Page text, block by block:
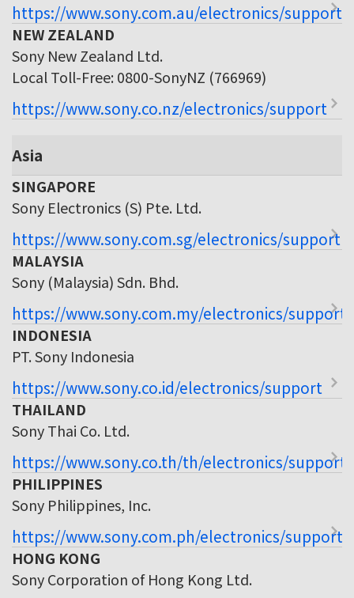
https://www.sony.com.au/electronics/support
NEW ZEALAND
Sony New Zealand Ltd.
Local Toll-Free: 0800-SonyNZ (766969)
https://www.sony.co.nz/electronics/support
Asia
SINGAPORE
Sony Electronics (S) Pte. Ltd.
https://www.sony.com.sg/electronics/support
MALAYSIA
Sony (Malaysia) Sdn. Bhd.
https://www.sony.com.my/electronics/support
INDONESIA
PT. Sony Indonesia
https://www.sony.co.id/electronics/support
THAILAND
Sony Thai Co. Ltd.
https://www.sony.co.th/th/electronics/support
PHILIPPINES
Sony Philippines, Inc.
https://www.sony.com.ph/electronics/support
HONG KONG
Sony Corporation of Hong Kong Ltd.